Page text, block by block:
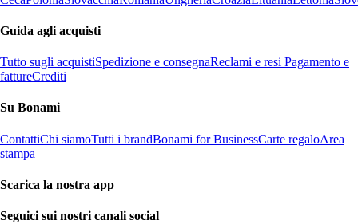
Guida agli acquisti
Tutto sugli acquistiSpedizione e consegnaReclami e resi Pagamento e
fattureCrediti
Su Bonami
ContattiChi siamoTutti i brandBonami for BusinessCarte regaloArea
stampa
Scarica la nostra app
Seguici sui nostri canali social